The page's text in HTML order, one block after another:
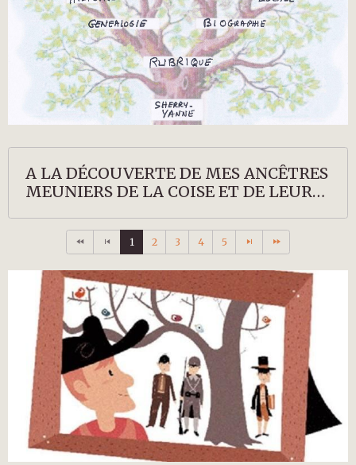
A LA DÉCOUVERTE DE MES ANCÊTRES
MEUNIERS DE LA COISE ET DE LEURS
1 2 3 4 5